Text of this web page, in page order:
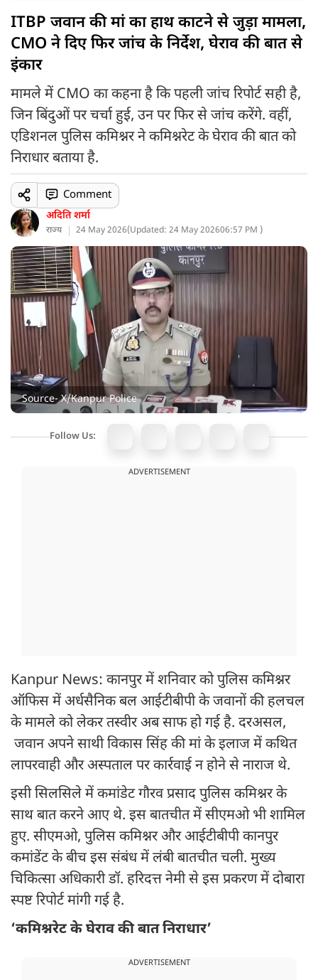
ITBP जवान की मां का हाथ काटने से जुड़ा मामला,
CMO ने दिए फिर जांच के निर्देश, घेराव की बात से
इंकार
मामले में CMO का कहना है कि पहली जांच रिपोर्ट सही है,
जिन बिंदुओं पर चर्चा हुई, उन पर फिर से जांच करेंगे. वहीं,
एडिशनल पुलिस कमिश्नर ने कमिश्नरेट के घेराव की बात को
निराधार बताया है.
अदिति शर्मा
राज्य 24 May 2026(Updated: 24 May 202606:57 PM )
Comment
Source- X/Kanpur Police
Follow Us:
ADVERTISEMENT
Kanpur News: कानपुर में शनिवार को पुलिस कमिश्नर
ऑफिस में अर्धसैनिक बल आईटीबीपी के जवानों की हलचल
के मामले को लेकर तस्वीर अब साफ हो गई है. दरअसल,
जवान अपने साथी विकास सिंह की मां के इलाज में कथित
लापरवाही और अस्पताल पर कार्रवाई न होने से नाराज थे.
इसी सिलसिले में कमांडेट गौरव प्रसाद पुलिस कमिश्नर के
साथ बात करने आए थे. इस बातचीत में सीएमओ भी शामिल
हुए. सीएमओ, पुलिस कमिश्नर और आईटीबीपी कानपुर
कमांडेंट के बीच इस संबंध में लंबी बातचीत चली. मुख्य
चिकित्सा अधिकारी डॉ. हरिदत्त नेमी से इस प्रकरण में दोबारा
स्पष्ट रिपोर्ट मांगी गई है.
‘कमिश्नरेट के घेराव की बात निराधार’
ADVERTISEMENT